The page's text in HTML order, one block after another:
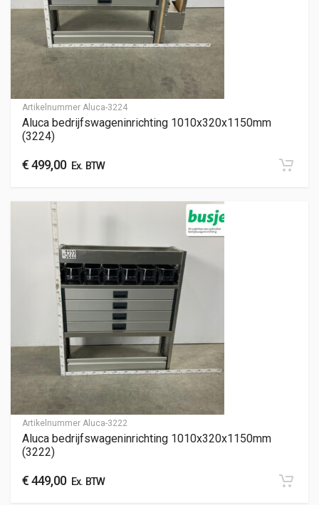
Artikelnummer Aluca-3224
Aluca bedrijfswageninrichting 1010x320x1150mm
(3224)
€499,00Ex. BTW
Artikelnummer Aluca-3222
Aluca bedrijfswageninrichting 1010x320x1150mm
(3222)
€449,00Ex. BTW